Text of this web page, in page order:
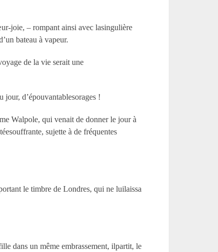
joie, – rompant ainsi avec lasingulière
bateau à vapeur.
de la vie serait une
d’épouvantablesorages !
Walpole, qui venait de donner le jour à
sujette à de fréquentes
le timbre de Londres, qui ne luilaissa
dans un même embrassement, ilpartit, le